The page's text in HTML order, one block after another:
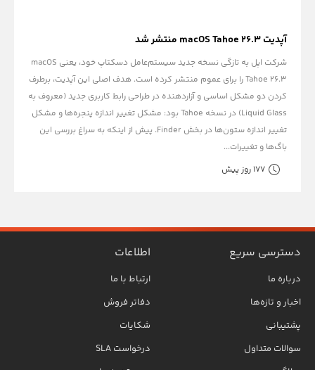
آپدیت macOS Tahoe 26.3 منتشر شد
شرکت اپل به تازگی نسخه جدید سیستم‌عامل دسکتاپ خود، یعنی macOS
Tahoe 26.3 را برای عموم منتشر کرده است. هدف اصلی این آپدیت، برطرف
کردن دو مشکل اساسی و آزاردهنده در طراحی رابط کاربری جدید (معروف به
Liquid Glass) در نسخه Tahoe بود: مشکل تغییر اندازه پنجره‌ها و مشکل
تغییر اندازه ستون‌ها در بخش Finder. پیش از اینکه به سراغ بررسی این
باگ‌ها و تغییرات...
177 روز پیش
دسترسی سریع
درباره ما
اخبار و تازه‌ها
پشتیبانی
سوالات متداول
اطلاعات
ارتباط با ما
دفاتر فروش
شکایات
درخواست SLA